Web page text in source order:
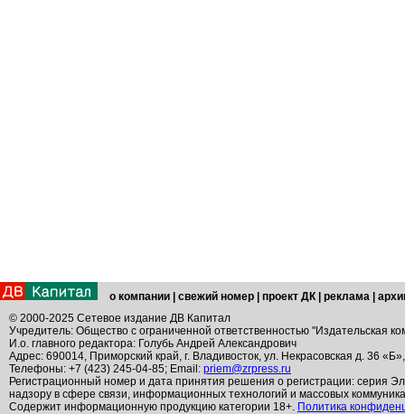
о компании свежий номер проект ДК реклама
© 2000-2025 Сетевое издание ДВ Капитал
Учредитель: Общество с ограниченной ответственностью "Издательская
И.о. главного редактора: Голубь Андрей Александрович
Адрес: 690014, Приморский край, г. Владивосток, ул. Некрасовская д. 36
Телефоны: +7 (423) 245-04-85; Email: priem@zrpress.ru
Регистрационный номер и дата принятия решения о регистрации: серия
надзору в сфере связи, информационных технологий и массовых
Содержит информационную продукцию категории 18+. Политика